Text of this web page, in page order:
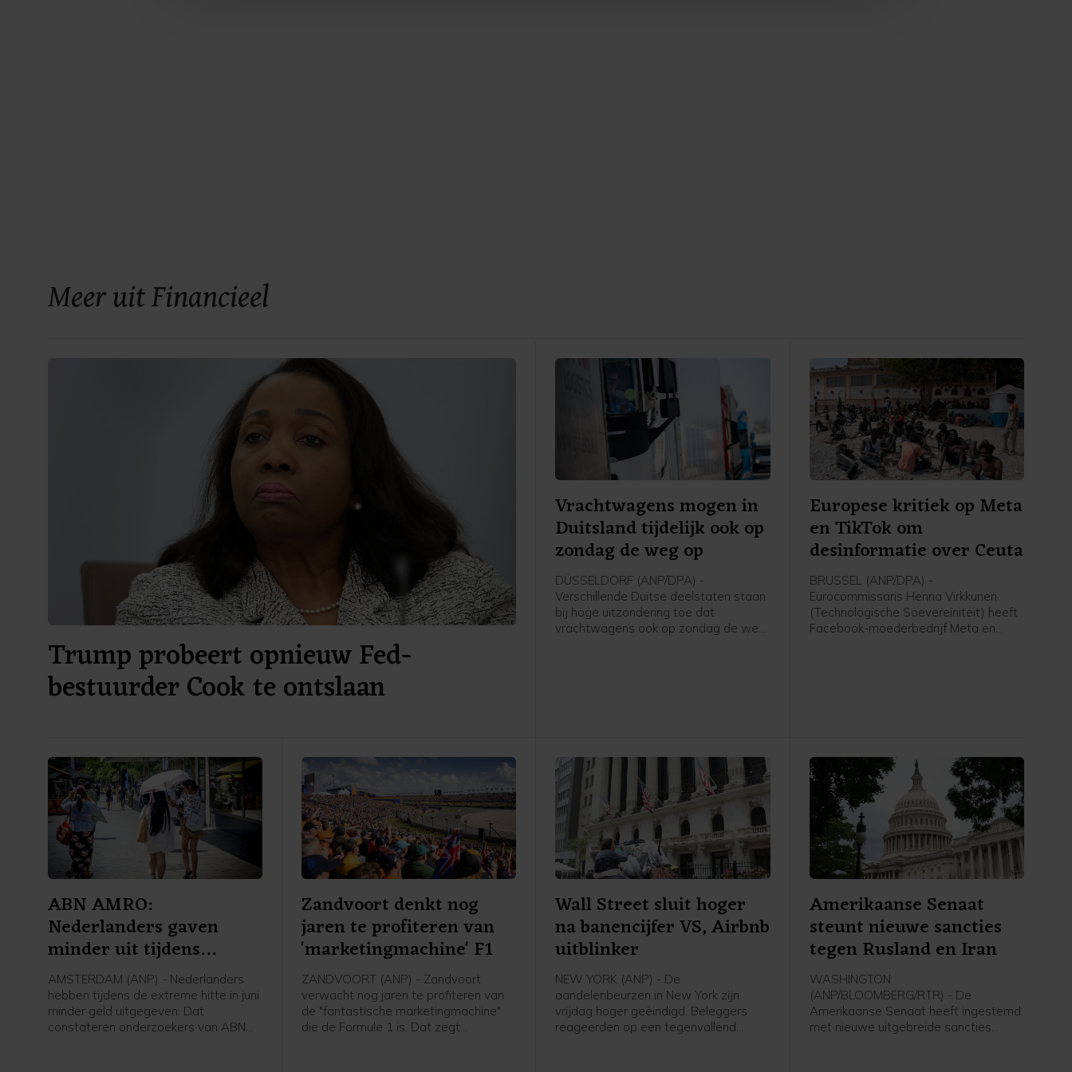
Meer uit Financieel
Trump probeert opnieuw Fed-
bestuurder Cook te ontslaan
Vrachtwagens mogen in
Duitsland tijdelijk ook op
zondag de weg op
DÜSSELDORF (ANP/DPA) -
Verschillende Duitse deelstaten staan
bij hoge uitzondering toe dat
vrachtwagens ook op zondag de weg
Europese kritiek op Meta
en TikTok om
desinformatie over Ceuta
BRUSSEL (ANP/DPA) -
Eurocommissaris Henna Virkkunen
(Technologische Soevereiniteit) heeft
Facebook-moederbedrijf Meta en
ABN AMRO:
Nederlanders gaven
minder uit tijdens
extreme hitte
AMSTERDAM (ANP) - Nederlanders
hebben tijdens de extreme hitte in juni
minder geld uitgegeven. Dat
constateren onderzoekers van ABN
Zandvoort denkt nog
jaren te profiteren van
'marketingmachine' F1
ZANDVOORT (ANP) - Zandvoort
verwacht nog jaren te profiteren van
de "fantastische marketingmachine"
die de Formule 1 is. Dat zegt
Wall Street sluit hoger
na banencijfer VS, Airbnb
uitblinker
NEW YORK (ANP) - De
aandelenbeurzen in New York zijn
vrijdag hoger geëindigd. Beleggers
reageerden op een tegenvallend
Amerikaanse Senaat
steunt nieuwe sancties
tegen Rusland en Iran
WASHINGTON
(ANP/BLOOMBERG/RTR) - De
Amerikaanse Senaat heeft ingestemd
met nieuwe uitgebreide sancties